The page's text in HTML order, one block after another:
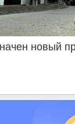
новый